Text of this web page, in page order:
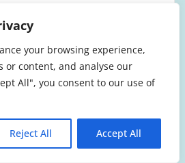
your browsing experience,
or content, and analyse our
All", you consent to our use of
Reject All Accept All
Ηπείρου για την